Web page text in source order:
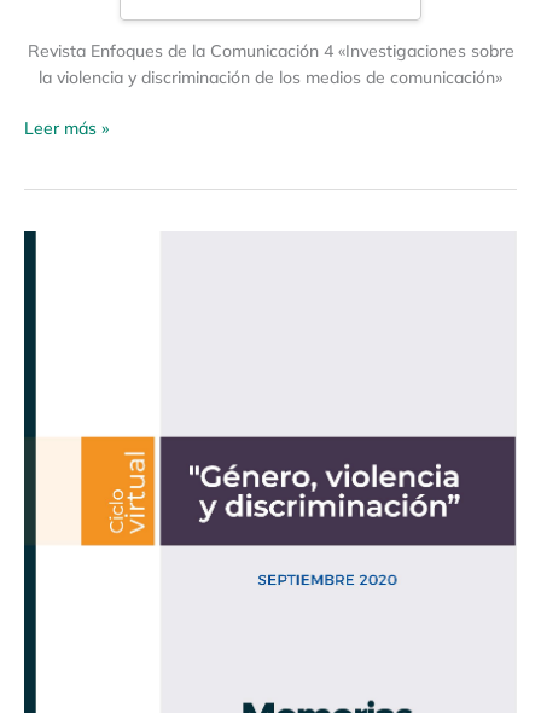
Revista Enfoques de la Comunicación 4 «Investigaciones sobre
la violencia y discriminación de los medios de comunicación»
Leer más »